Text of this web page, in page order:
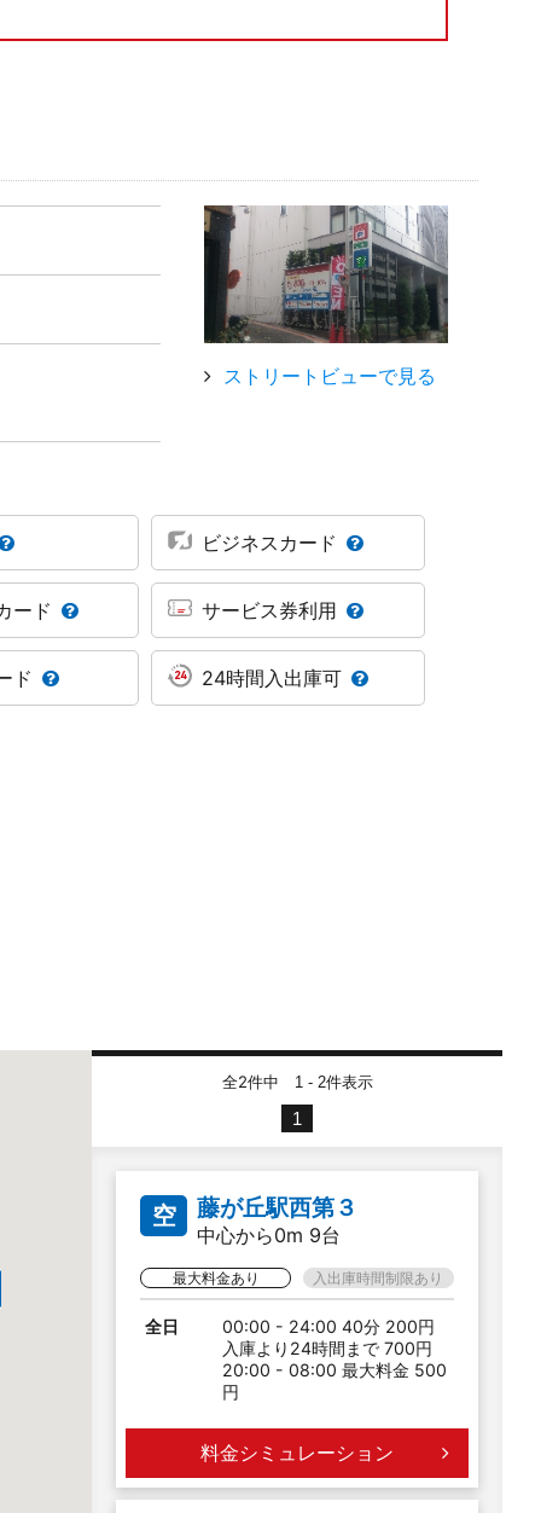
ストリートビューで見る
ビジネスカード
ード サービス券利用
ド 24時間入出庫可
全2件中 1 - 2件表示
1
空 藤が丘駅西第３
中心から0m 9台
最大料金あり 入出庫時間制限あり
全日
00:00 - 24:00 40分 200円
入庫より24時間まで 700円
20:00 - 08:00 最大料金 500
円
料金シミュレーション